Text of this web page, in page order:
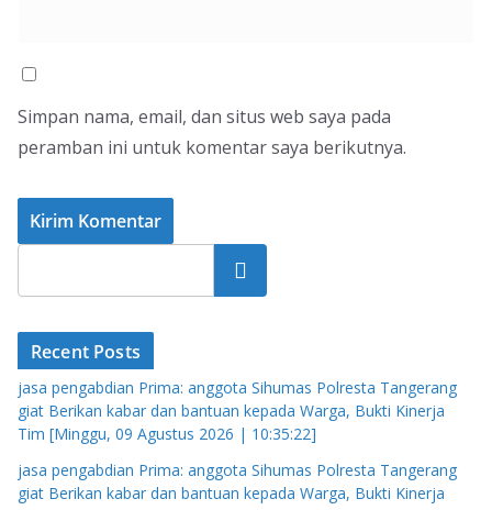
Simpan nama, email, dan situs web saya pada
peramban ini untuk komentar saya berikutnya.
Cari
Recent Posts
jasa pengabdian Prima: anggota Sihumas Polresta Tangerang
giat Berikan kabar dan bantuan kepada Warga, Bukti Kinerja
Tim [Minggu, 09 Agustus 2026 | 10:35:22]
jasa pengabdian Prima: anggota Sihumas Polresta Tangerang
giat Berikan kabar dan bantuan kepada Warga, Bukti Kinerja